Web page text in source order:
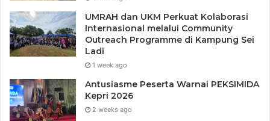
UMRAH dan UKM Perkuat Kolaborasi
Internasional melalui Community
Outreach Programme di Kampung Sei
Ladi
1 week ago
Antusiasme Peserta Warnai PEKSIMIDA
Kepri 2026
2 weeks ago